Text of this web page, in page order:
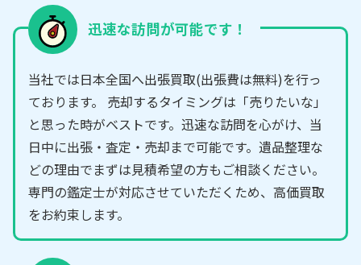
迅速な訪問が可能です！
当社では日本全国へ出張買取(出張費は無料)を行っ
ております。 売却するタイミングは「売りたいな」
と思った時がベストです。迅速な訪問を心がけ、当
日中に出張・査定・売却まで可能です。遺品整理な
どの理由でまずは見積希望の方もご相談ください。
専門の鑑定士が対応させていただくため、高価買取
をお約束します。